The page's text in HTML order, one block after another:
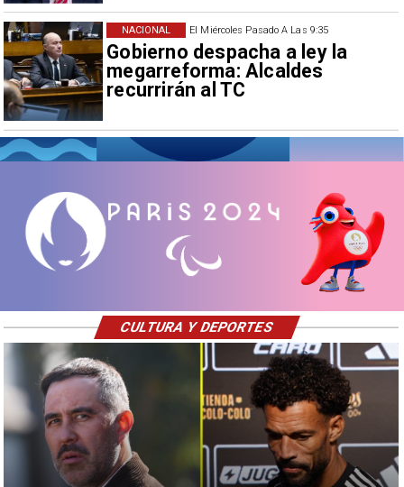
El Miércoles Pasado A Las 9:35
Gobierno despacha a ley la
megarreforma: Alcaldes
recurrirán al TC
NACIONAL
CULTURA Y DEPORTES